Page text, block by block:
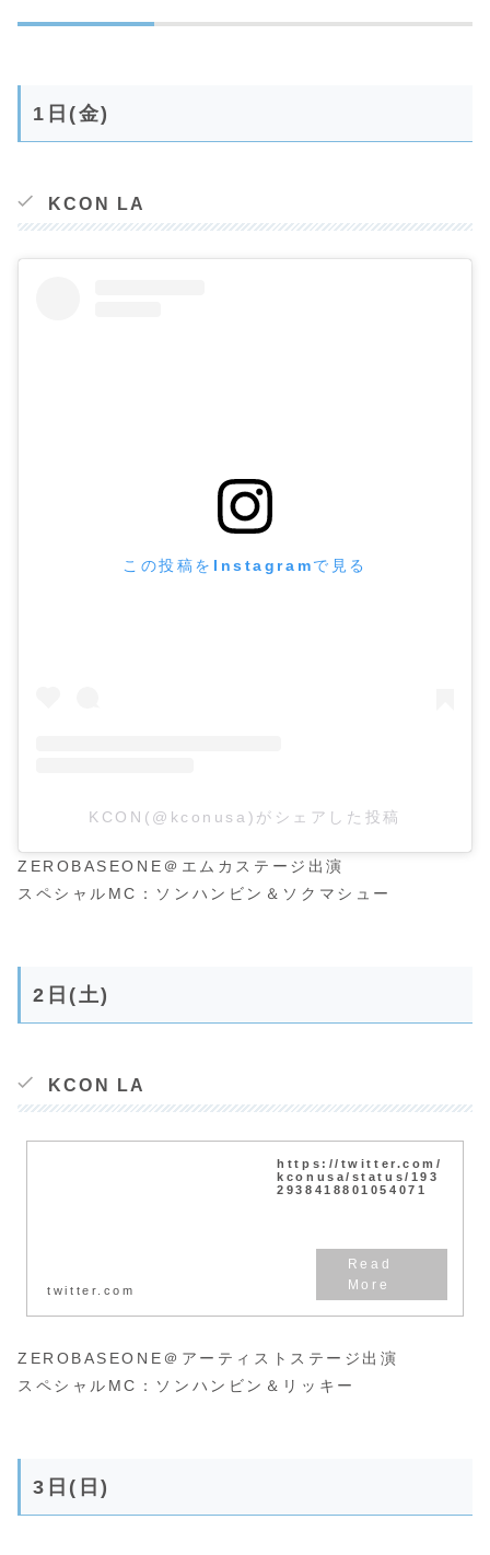
1日(金)
KCON LA
この投稿をInstagramで見る
KCON(@kconusa)がシェアした投稿
ZEROBASEONE＠エムカステージ出演
スペシャルMC：ソンハンビン＆ソクマシュー
2日(土)
KCON LA
https://twitter.com/
kconusa/status/193
2938418801054071
twitter.com
ZEROBASEONE＠アーティストステージ出演
スペシャルMC：ソンハンビン＆リッキー
3日(日)